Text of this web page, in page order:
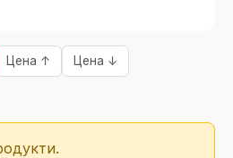
Цена ↑ Цена ↓